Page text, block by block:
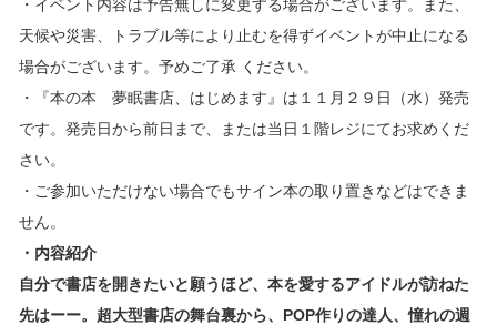
・イベント内容は予告無しに変更する場合がございます。また、
天候や災害、トラブル等により止むを得ずイベントが中止になる
場合がございます。予めご了承 ください。
・『本の本 夢眠書店、はじめます』は１１月２９日（水）発売
です。発売日から前日まで、または当日１階レジにてお求めくだ
さい。
・ご参加いただけない場合でもサイン本の取り置きなどはできま
せん。
・内容紹介
自分で書店を開きたいと願うほど、本を愛するアイドルが訪ねた
先はーー。超大型書店の舞台裏から、POP作りの達人、憧れの週